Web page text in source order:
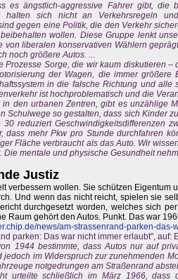
es ängstlich-aggressive Fahrer gibt, die
halten sich nicht an Verkehrsregeln
gegen eine Politik, die den Verkehr
wollen. Diese Gruppe lenkt
von liberalen konservativen Wählern
noch größere Autos. ...
Prozesse Sorge, die wir kaum diskutieren –
der Wagen, die immer größere
in die falsche Richtung und alle
ist hochproblematisch und die
den urbanen Zentren, gibt es unzählige
Schulwege so gestalten, dass sich Kinder
reduziert Geschwindigkeitsdifferenzen
dass mehr Pkw pro Stunde durchfahren
Fläche verbraucht als das Auto. Wir
Die mentale und physische Gesundheit
Justiz
verbessern wollen. Sie schützen Eigentum
Und wenn das nicht reicht, spielen sie
durchgesetzt worden, welches sich
Raum gehört den Autos. Punkt. Das war
news/am-strassenrand-parken-
parken: Das war nicht immer erlaubt", auf:
1944 bestimmte, dass Autos nur auf
jedoch im Widerspruch zur zunehmenden
notgedrungen am Straßenrand
urteilte schließlich im März 1966, dass